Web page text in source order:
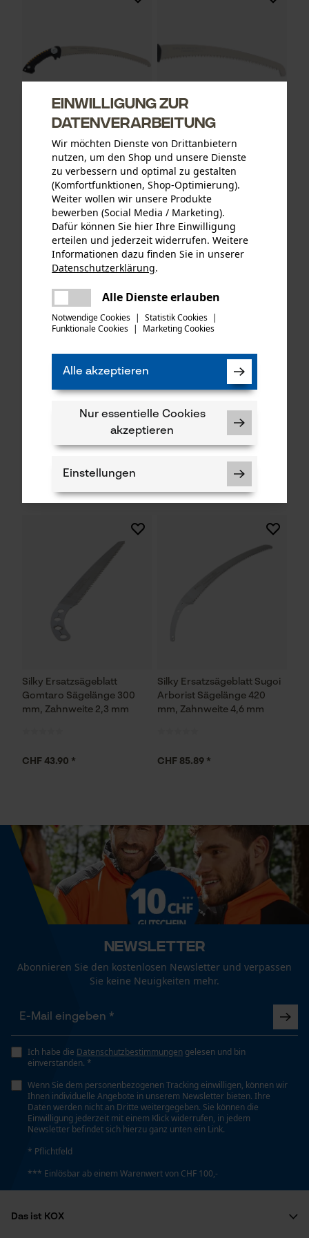
Silky Handsäge Sugoi
Arborist
CHF 130.90 *
Silky Ersatzblatt für
Handsäge Sugoi Arborist 36
cm
CHF 76.90 *
Silky Klappbare
Taschensäge Pocket-Boy
CHF 45.90 *
Silky Ersatzsägeblatt
Pocket-Boy Sägelänge 170
mm, Zahnweite 3,0 mm
CHF 30.89 *
Silky Ersatzsägeblatt
Gomtaro Sägelänge 300
mm, Zahnweite 2,3 mm
CHF 43.90 *
Silky Ersatzsägeblatt Sugoi
Arborist Sägelänge 420
mm, Zahnweite 4,6 mm
CHF 85.89 *
Newsletter
Abonnieren Sie den kostenlosen Newsletter und verpassen
Sie keine Neuigkeiten mehr.
Ich habe die Datenschutzbestimmungen gelesen und bin
einverstanden. *
Wenn Sie dem personenbezogenen Tracking einwilligen, können wir
Ihnen individuelle Angebote in unserem Newsletter bieten. Ihre
Daten werden nicht an Dritte weitergegeben. Sie können die
Einwilligung jederzeit mit einem Klick widerrufen, in jedem
Newsletter befindet sich hierzu ganz unten ein Link.
* Pflichtfeld
*** Einlösbar ab einem Warenwert von CHF 100,-
Das ist KOX
Einwilligung zur
Datenverarbeitung
Wir möchten Dienste von Drittanbietern
nutzen, um den Shop und unsere Dienste
zu verbessern und optimal zu gestalten
(Komfortfunktionen, Shop-Optimierung).
Weiter wollen wir unsere Produkte
bewerben (Social Media / Marketing).
Dafür können Sie hier Ihre Einwilligung
erteilen und jederzeit widerrufen. Weitere
Informationen dazu finden Sie in unserer
Datenschutzerklärung.
Alle Dienste erlauben
Notwendige Cookies | Statistik Cookies |
Funktionale Cookies | Marketing Cookies
Alle akzeptieren
Nur essentielle Cookies
akzeptieren
Einstellungen
Notwendige Cookies
Session ID
Speichern der Auswahl zur
Datenverarbeitung
Econda Analytics
Mouseflow Web Analytics Tool
Fact-Finder Tracking
Funktionale Cookies
Personalisierte Startseite
Persönliche Begrüßung
Geo-IP und User Detection
YouTube-Videos
Kontaktaufnahme per Chat
Es ist ein Fehler aufgetreten. Bitte
versuchen Sie es erneut.
mail